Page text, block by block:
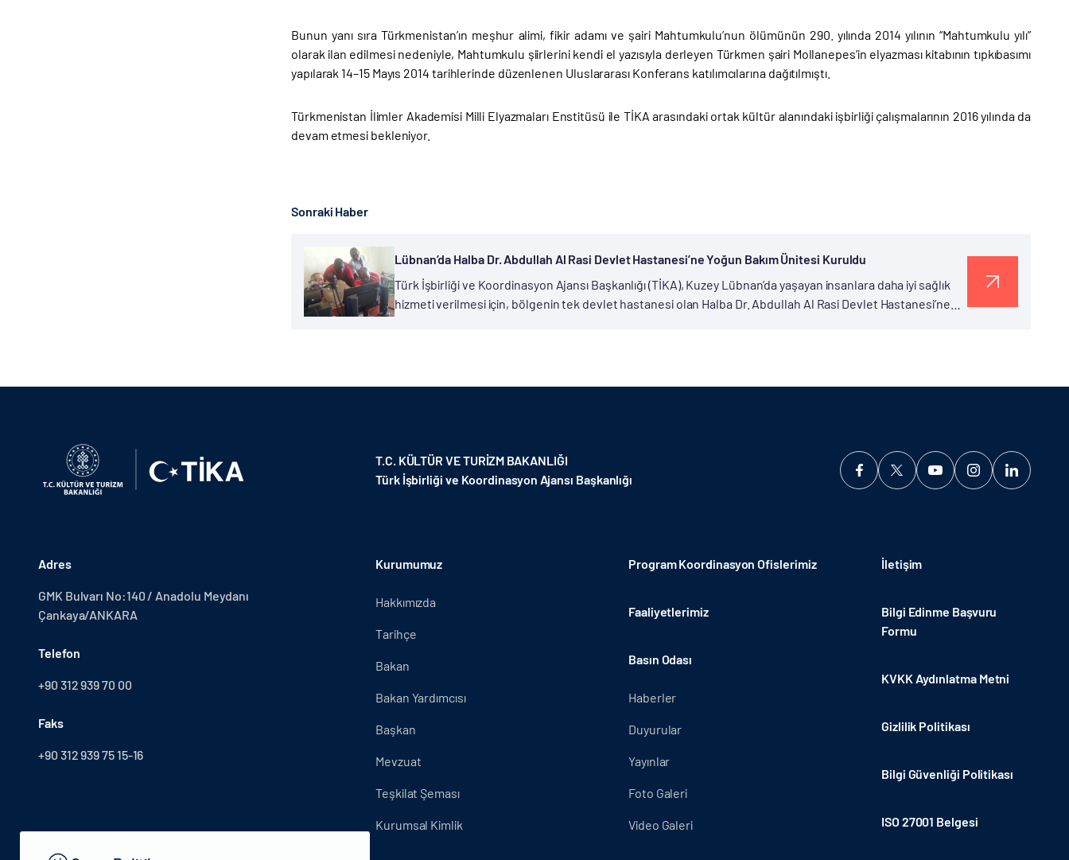
Bunun yanı sıra Türkmenistan’ın meşhur alimi, fikir adamı ve şairi Mahtumkulu’nun ölümünün 290. yılında 2014 yılının “Mahtumkulu yılı”
olarak ilan edilmesi nedeniyle, Mahtumkulu şiirlerini kendi el yazısıyla derleyen Türkmen şairi Mollanepes’in elyazması kitabının tıpkıbasımı
yapılarak 14–15 Mayıs 2014 tarihlerinde düzenlenen Uluslararası Konferans katılımcılarına dağıtılmıştı.
Türkmenistan İlimler Akademisi Milli Elyazmaları Enstitüsü ile TİKA arasındaki ortak kültür alanındaki işbirliği çalışmalarının 2016 yılında da
devam etmesi bekleniyor.
Sonraki Haber
Lübnan’da Halba Dr. Abdullah Al Rasi Devlet Hastanesi’ne Yoğun Bakım Ünitesi Kuruldu
Türk İşbirliği ve Koordinasyon Ajansı Başkanlığı (TİKA), Kuzey Lübnan’da yaşayan insanlara daha iyi sağlık
hizmeti verilmesi için, bölgenin tek devlet hastanesi olan Halba Dr. Abdullah Al Rasi Devlet Hastanesi’ne
T.C. KÜLTÜR VE TURİZM BAKANLIĞI
Türk İşbirliği ve Koordinasyon Ajansı Başkanlığı
Adres
GMK Bulvarı No:140 / Anadolu Meydanı
Çankaya/ANKARA
Telefon
+90 312 939 70 00
Faks
+90 312 939 75 15-16
Kurumumuz
Hakkımızda
Tarihçe
Bakan
Bakan Yardımcısı
Başkan
Mevzuat
Teşkilat Şeması
Kurumsal Kimlik
Program Koordinasyon Ofislerimiz
Faaliyetlerimiz
Basın Odası
Haberler
Duyurular
Yayınlar
Foto Galeri
Video Galeri
İletişim
Bilgi Edinme Başvuru
Formu
KVKK Aydınlatma Metni
Gizlilik Politikası
Bilgi Güvenliği Politikası
ISO 27001 Belgesi